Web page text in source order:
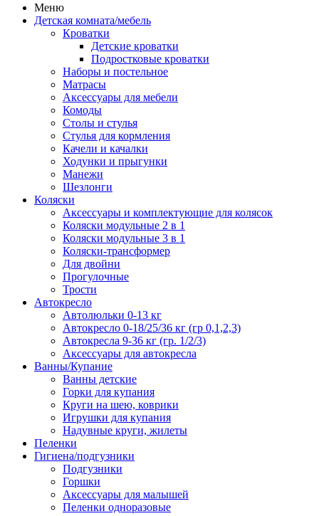
Меню
Детская комната/мебель
Кроватки
Детские кроватки
Подростковые кроватки
Наборы и постельное
Матрасы
Аксессуары для мебели
Комоды
Столы и стулья
Стулья для кормления
Качели и качалки
Ходунки и прыгунки
Манежи
Шезлонги
Коляски
Аксессуары и комплектующие для колясок
Коляски модульные 2 в 1
Коляски модульные 3 в 1
Коляски-трансформер
Для двойни
Прогулочные
Трости
Автокресло
Автолюльки 0-13 кг
Автокресло 0-18/25/36 кг (гр 0,1,2,3)
Автокресла 9-36 кг (гр. 1/2/3)
Аксессуары для автокресла
Ванны/Купание
Ванны детские
Горки для купания
Круги на шею, коврики
Игрушки для купания
Надувные круги, жилеты
Пеленки
Гигиена/подгузники
Подгузники
Горшки
Аксессуары для малышей
Пеленки одноразовые